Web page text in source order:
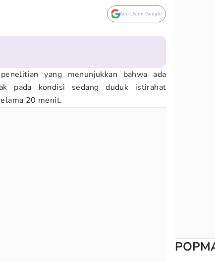
Add Us on Google
yang menunjukkan bahwa ada
pada kondisi sedang duduk istirahat
20 menit.